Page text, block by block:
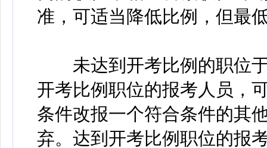
准，可适当降低比例，但最
未达到开考比例的职位于
开考比例职位的报考人员，
条件改报一个符合条件的其
弃。达到开考比例职位的报